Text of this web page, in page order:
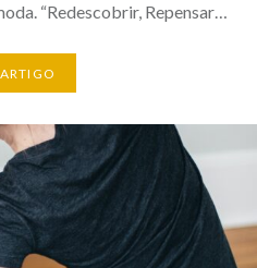
“Redescobrir, Repensar…